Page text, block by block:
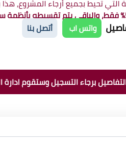
التي تحيط بجميع أرجاء المشروع،
واتس اب أتصل بنا
برجاء التسجيل وستقوم ادارة